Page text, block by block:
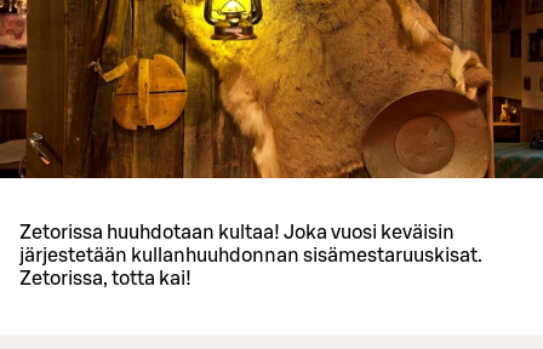
Zetorissa huuhdotaan kultaa! Joka vuosi keväisin
järjestetään kullanhuuhdonnan sisämestaruuskisat.
Zetorissa, totta kai!